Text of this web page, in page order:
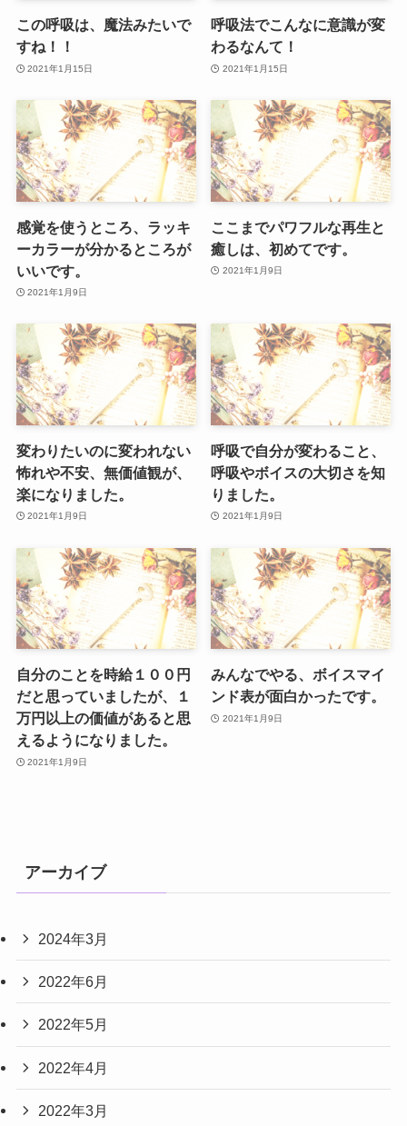
この呼吸は、魔法みたいで
すね！！
2021年1月15日
呼吸法でこんなに意識が変
わるなんて！
2021年1月15日
感覚を使うところ、ラッキ
ーカラーが分かるところが
いいです。
2021年1月9日
ここまでパワフルな再生と
癒しは、初めてです。
2021年1月9日
変わりたいのに変われない
怖れや不安、無価値観が、
楽になりました。
2021年1月9日
呼吸で自分が変わること、
呼吸やボイスの大切さを知
りました。
2021年1月9日
自分のことを時給１００円
だと思っていましたが、１
万円以上の価値があると思
えるようになりました。
2021年1月9日
みんなでやる、ボイスマイ
ンド表が面白かったです。
2021年1月9日
アーカイブ
2024年3月
2022年6月
2022年5月
2022年4月
2022年3月